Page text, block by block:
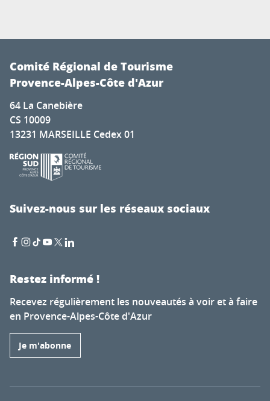
Comité Régional de Tourisme
Provence-Alpes-Côte d'Azur
64 La Canebière
CS 10009
13231 MARSEILLE Cedex 01
Suivez-nous sur les réseaux sociaux
Restez informé !
Recevez régulièrement les nouveautés à voir et à faire
en Provence-Alpes-Côte d'Azur
Je m'abonne